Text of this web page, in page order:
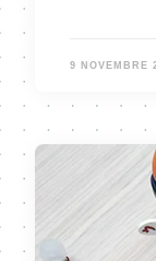
9 NOVEMBRE